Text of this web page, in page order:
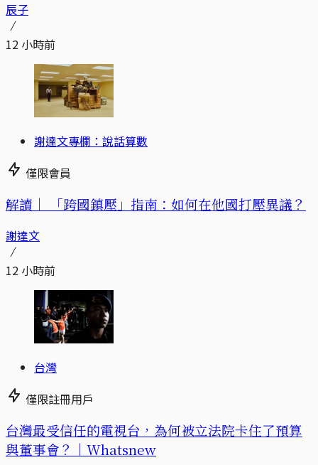
辰子
12 小時前
謝達文專欄：說話算數
僅限會員
解讀｜ 「跨國鎮壓」指南：如何在他國打壓異議？
謝達文
12 小時前
台灣
僅限註冊用戶
台灣最受信任的電視台，為何被立法院卡住了預算
與董事會？｜Whatsnew